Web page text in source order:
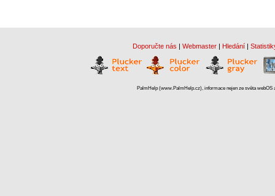
Doporučte nás | Webmaster | Hledání |
PalmHelp (www.PalmHelp.cz), informace nejen ze světa